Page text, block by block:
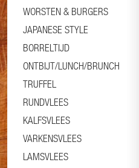
WORSTEN & BURGERS
JAPANESE STYLE
BORRELTIJD
ONTBIJT/LUNCH/BRUNCH
TRUFFEL
RUNDVLEES
KALFSVLEES
VARKENSVLEES
LAMSVLEES